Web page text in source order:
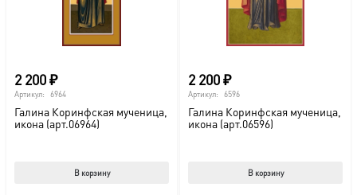
2 200₽
Артикул: 6964
Галина Коринфская мученица,
икона (арт.06964)
В корзину
2 200₽
Артикул: 6596
Галина Коринфская мученица,
икона (арт.06596)
В корзину